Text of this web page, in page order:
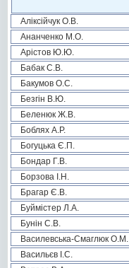
Аліксійчук О.В.
Ананченко М.О.
Арістов Ю.Ю.
Бабак С.В.
Бакумов О.С.
Безгін В.Ю.
Беленюк Ж.В.
Боблях А.Р.
Богуцька Є.П.
Бондар Г.В.
Борзова І.Н.
Брагар Є.В.
Буймістер Л.А.
Бунін С.В.
Василевська-Смаглюк О.М.
Васильєв І.С.